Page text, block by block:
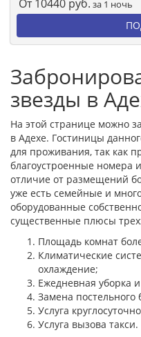
От 10440 руб. за 1 ночь
звезды в
На этой странице можно
в Адехе. Гостиницы
для проживания, так как
благоустроенные номера
отличие от размещений
уже есть семейные и
оборудованные
существенные плюсы
Площадь комнат
Климатические
охлаждение;
Ежедневная уборка
Замена постельного
Услуга
Услуга вызова такси.